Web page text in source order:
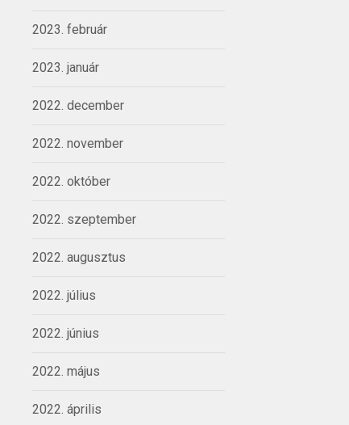
2023. február
2023. január
2022. december
2022. november
2022. október
2022. szeptember
2022. augusztus
2022. július
2022. június
2022. május
2022. április